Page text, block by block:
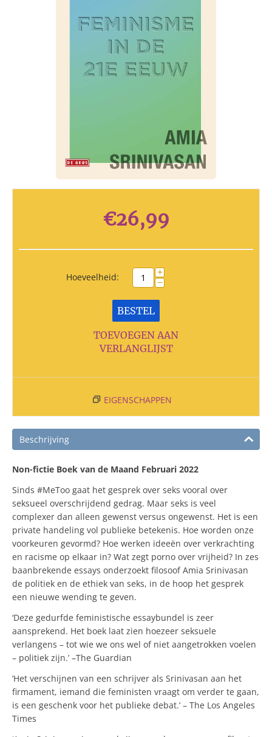
€26,99
Hoeveelheid: +
−
BESTEL
TOEVOEGEN AAN
VERLANGLIJST
EIGENSCHAPPEN
Beschrijving
Non-fictie Boek van de Maand Februari 2022
Sinds #MeToo gaat het gesprek over seks vooral over
seksueel overschrijdend gedrag. Maar seks is veel
complexer dan alleen gewenst versus ongewenst. Het is een
private handeling vol publieke betekenis. Hoe worden onze
voorkeuren gevormd? Hoe werken ideeën over verkrachting
en racisme op elkaar in? Wat zegt porno over vrijheid? In zes
baanbrekende essays onderzoekt filosoof Amia Srinivasan
de politiek en de ethiek van seks, in de hoop het gesprek
een nieuwe wending te geven.
‘Deze gedurfde feministische essaybundel is zeer
aansprekend. Het boek laat zien hoezeer seksuele
verlangens – tot wie we ons wel of niet aangetrokken voelen
– politiek zijn.’ –The Guardian
‘Het verschijnen van een schrijver als Srinivasan aan het
firmament, iemand die feministen vraagt om verder te gaan,
is een geschenk voor het publieke debat.’ – The Los Angeles
Times